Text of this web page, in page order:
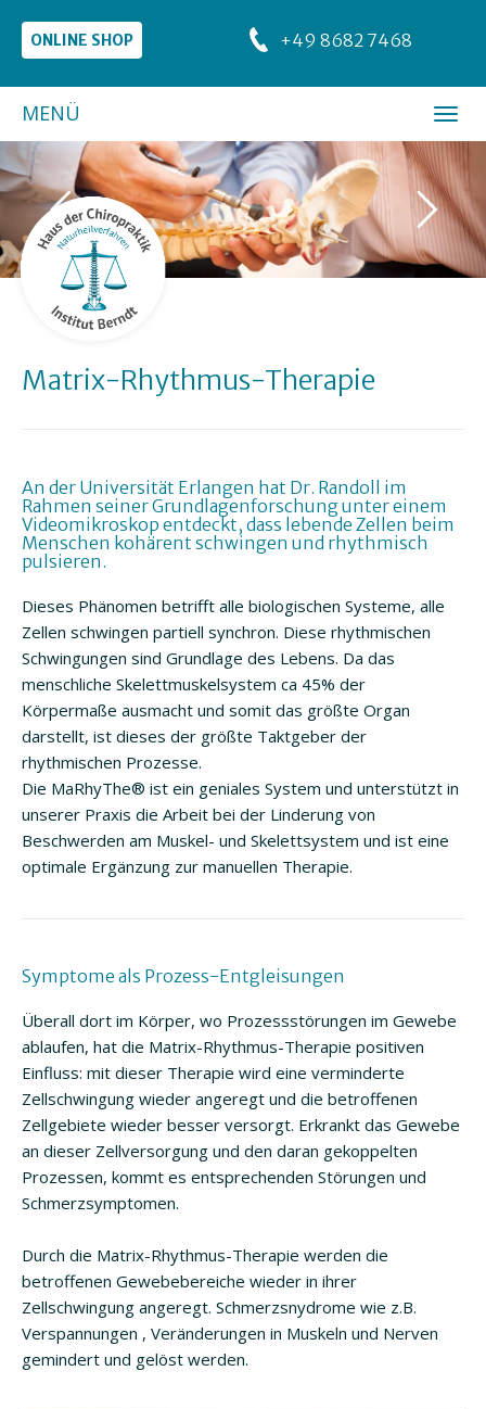
ONLINE SHOP +49 8682 7468
MENÜ
Matrix-Rhythmus-Therapie
An der Universität Erlangen hat Dr. Randoll im
Rahmen seiner Grundlagenforschung unter einem
Videomikroskop entdeckt, dass lebende Zellen beim
Menschen kohärent schwingen und rhythmisch
pulsieren.
Dieses Phänomen betrifft alle biologischen Systeme, alle
Zellen schwingen partiell synchron. Diese rhythmischen
Schwingungen sind Grundlage des Lebens. Da das
menschliche Skelettmuskelsystem ca 45% der
Körpermaße ausmacht und somit das größte Organ
darstellt, ist dieses der größte Taktgeber der
rhythmischen Prozesse.
Die MaRhyThe® ist ein geniales System und unterstützt in
unserer Praxis die Arbeit bei der Linderung von
Beschwerden am Muskel- und Skelettsystem und ist eine
optimale Ergänzung zur manuellen Therapie.
Symptome als Prozess-Entgleisungen
Überall dort im Körper, wo Prozessstörungen im Gewebe
ablaufen, hat die Matrix-Rhythmus-Therapie positiven
Einfluss: mit dieser Therapie wird eine verminderte
Zellschwingung wieder angeregt und die betroffenen
Zellgebiete wieder besser versorgt. Erkrankt das Gewebe
an dieser Zellversorgung und den daran gekoppelten
Prozessen, kommt es entsprechenden Störungen und
Schmerzsymptomen.
Durch die Matrix-Rhythmus-Therapie werden die
betroffenen Gewebebereiche wieder in ihrer
Zellschwingung angeregt. Schmerzsnydrome wie z.B.
Verspannungen , Veränderungen in Muskeln und Nerven
gemindert und gelöst werden.